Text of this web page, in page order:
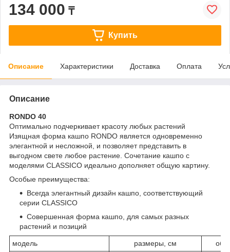
134 000 ₸
Купить
Описание Характеристики Доставка Оплата
Описание
RONDO 40
Оптимально подчеркивает красоту любых растений
Изящная форма кашпо RONDO является одновременно
элегантной и несложной, и позволяет представить в
выгодном свете любое растение. Сочетание кашпо с
моделями CLASSICO идеально дополняет общую картину.
Особые преимущества:
Всегда элегантный дизайн кашпо, соответствующий
серии CLASSICO
Совершенная форма кашпо, для самых разных
растений и позиций
модель размеры, см